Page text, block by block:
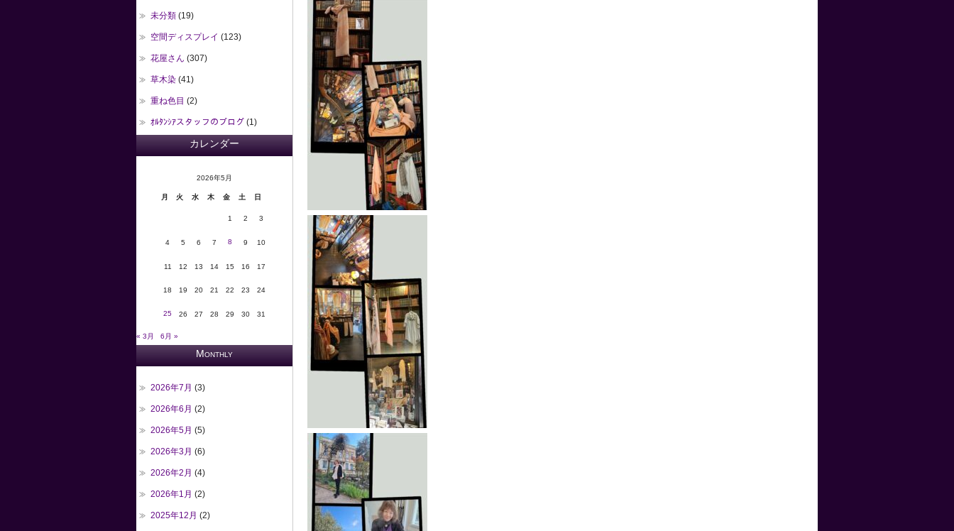
未分類 (19)
空間ディスプレイ (123)
花屋さん (307)
草木染 (41)
重ね色目 (2)
ｵﾙﾀﾝｼｱスタッフのブログ (1)
カレンダー
2026年5月
月 火 水 木 金 土 日
1 2 3
4 5 6 7 8 9 10
11 12 13 14 15 16 17
18 19 20 21 22 23 24
25 26 27 28 29 30 31
« 3月 6月 »
Monthly
2026年7月 (3)
2026年6月 (2)
2026年5月 (5)
2026年3月 (6)
2026年2月 (4)
2026年1月 (2)
2025年12月 (2)